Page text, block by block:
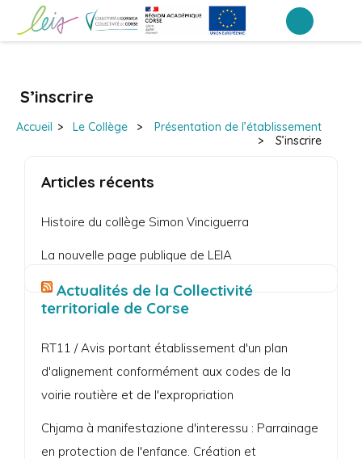
Entrée)
S’inscrire
Accueil > Le Collège >
Présentation de l’établissement
>
S’inscrire
Articles récents
Histoire du collège Simon Vinciguerra
La nouvelle page publique de LEIA
Actualités de la Collectivité
territoriale de Corse
RT11 / Avis portant établissement d'un plan
d'alignement conformément aux codes de la
voirie routière et de l'expropriation
Chjama à manifestazione d'interessu : Parrainage
en protection de l'enfance. Création et